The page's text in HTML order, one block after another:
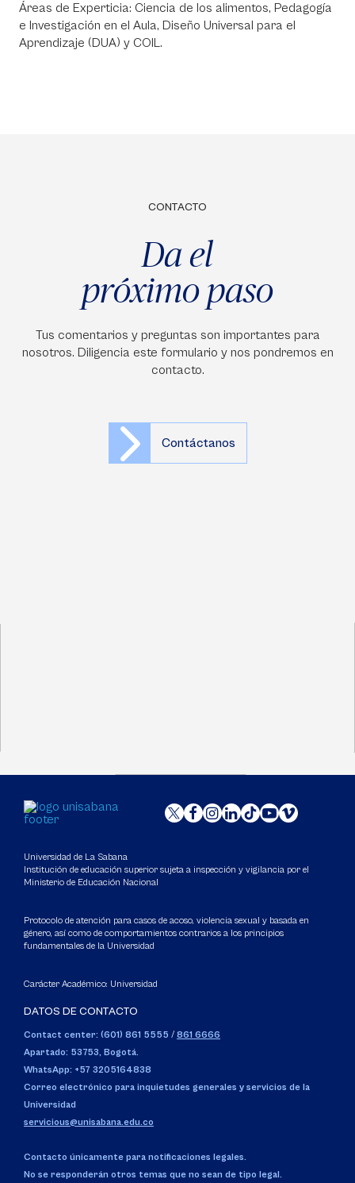
Áreas de Experticia: Ciencia de los alimentos, Pedagogía
e Investigación en el Aula, Diseño Universal para el
Aprendizaje (DUA) y COIL.
CONTACTO
Da el
próximo paso
Tus comentarios y preguntas son importantes para
nosotros. Diligencia este formulario y nos pondremos en
contacto.
Contáctanos
Universidad de La Sabana
Institución de educación superior sujeta a inspección y vigilancia por el
Ministerio de Educación Nacional
Protocolo de atención para casos de acoso, violencia sexual y basada en
género, así como de comportamientos contrarios a los principios
fundamentales de la Universidad
Carácter Académico: Universidad
DATOS DE CONTACTO
Contact center: (601) 861 5555 / 861 6666
Apartado: 53753, Bogotá.
WhatsApp: +57 3205164838
Correo electrónico para inquietudes generales y servicios de la
Universidad
servicious@unisabana.edu.co
Contacto únicamente para notificaciones legales.
No se responderán otros temas que no sean de tipo legal.